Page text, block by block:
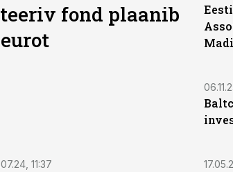
fond plaanib
11:37